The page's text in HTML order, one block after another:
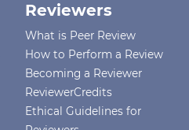
Reviewers
What is Peer Review
How to Perform a Review
Becoming a Reviewer
ReviewerCredits
Ethical Guidelines for